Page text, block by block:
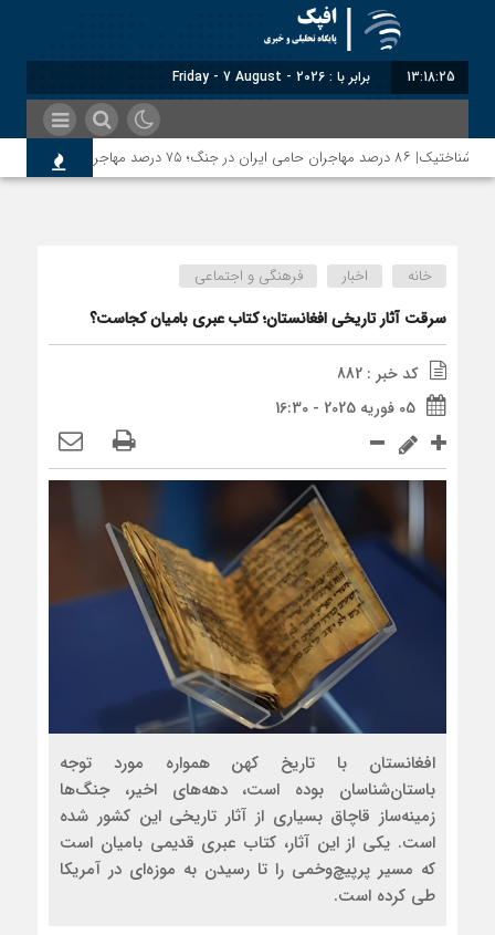
13:18:25 برابر با : Friday - 7 August - 2026
شناختیک| ۸۶ درصد مهاجران حامی ایران در جنگ؛ ۷۵ درصد مهاجران دولت چهاردهم را خیرخواه خود نمی‌دانند
خانه اخبار فرهنگی و اجتماعی
سرقت آثار تاریخی افغانستان؛ کتاب عبری بامیان کجاست؟
کد خبر : 882
05 فوریه 2025 - 16:30
افغانستان با تاریخ کهن همواره مورد توجه
باستان‌شناسان بوده است، دهه‌های اخیر، جنگ‌ها
زمینه‌ساز قاچاق بسیاری از آثار تاریخی این کشور شده
است. یکی از این آثار، کتاب عبری قدیمی بامیان است
که مسیر پرپیچ‌وخمی را تا رسیدن به موزه‌ای در آمریکا
طی کرده است.